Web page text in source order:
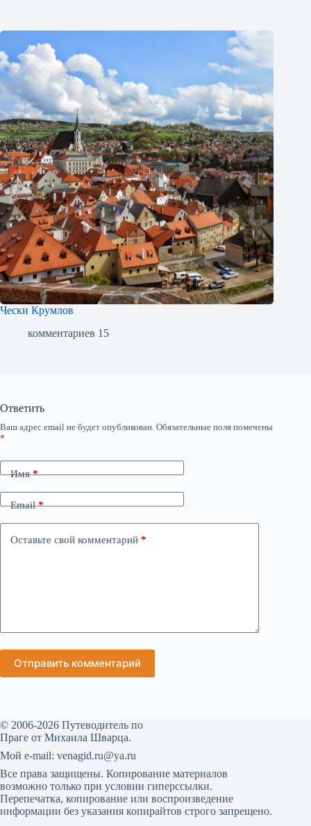
Чески Крумлов
комментариев 15
Ответить
Ваш адрес email не будет опубликован. Обязательные поля помечены
*
Имя*
Email*
Оставьте свой комментарий *
Отправить комментарий
© 2006-2026 Путеводитель по
Праге от Михаила Шварца.
Мой е-mail: venagid.ru@ya.ru
Все права защищены. Копирование материалов
возможно только при условии гиперссылки.
Перепечатка, копирование или воспроизведение
информации без указания копирайтов строго запрещено.